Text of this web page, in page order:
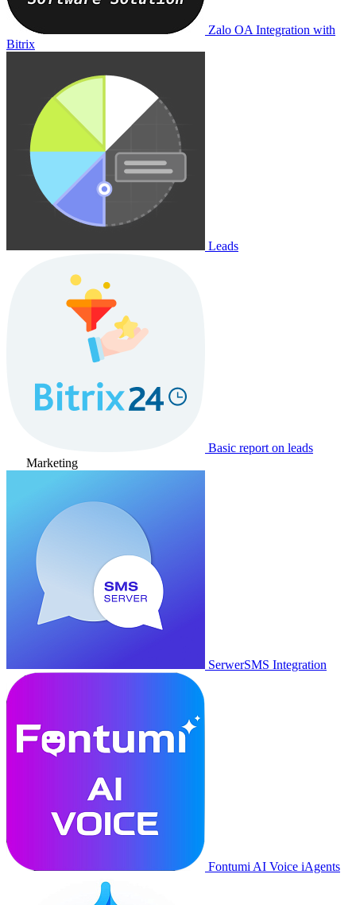
Zalo OA Integration with
Bitrix
Leads
Basic report on leads
Marketing
SerwerSMS Integration
Fontumi AI Voice iAgents